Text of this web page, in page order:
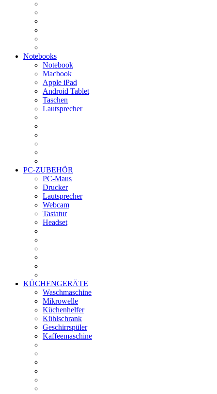
Notebooks
Notebook
Macbook
Apple iPad
Android Tablet
Taschen
Lautsprecher
PC-ZUBEHÖR
PC-Maus
Drucker
Lautsprecher
Webcam
Tastatur
Headset
KÜCHENGERÄTE
Waschmaschine
Mikrowelle
Küchenhelfer
Kühlschrank
Geschirrspüler
Kaffeemaschine